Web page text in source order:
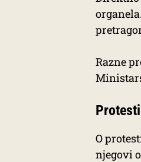
Razne
O
njegovi